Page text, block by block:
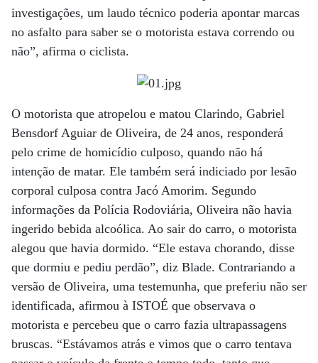
investigações, um laudo técnico poderia apontar marcas
no asfalto para saber se o motorista estava correndo ou
não”, afirma o ciclista.
O motorista que atropelou e matou Clarindo, Gabriel
Bensdorf Aguiar de Oliveira, de 24 anos, responderá
pelo crime de homicídio culposo, quando não há
intenção de matar. Ele também será indiciado por lesão
corporal culposa contra Jacó Amorim. Segundo
informações da Polícia Rodoviária, Oliveira não havia
ingerido bebida alcoólica. Ao sair do carro, o motorista
alegou que havia dormido. “Ele estava chorando, disse
que dormiu e pediu perdão”, diz Blade. Contrariando a
versão de Oliveira, uma testemunha, que preferiu não ser
identificada, afirmou à ISTOÉ que observava o
motorista e percebeu que o carro fazia ultrapassagens
bruscas. “Estávamos atrás e vimos que o carro tentava